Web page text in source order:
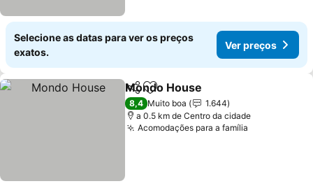
Selecione as datas para ver os preços
exatos.
Ver preços
PartilharAdicionar aos favoritos
Mondo House
8,4 Muito boa
1.644
a 0.5 km de Centro da cidade
Acomodações para a família